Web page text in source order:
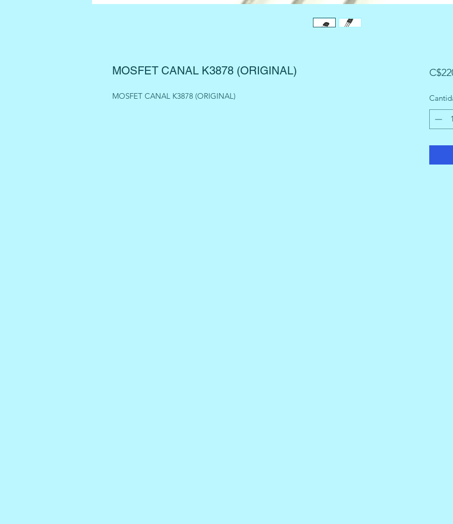
MOSFET CANAL K3878 (ORIGINAL)
MOSFET CANAL K3878 (ORIGINAL)